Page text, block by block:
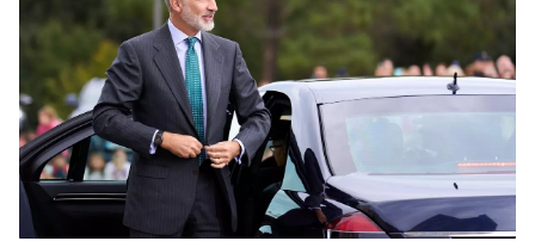
“Six seven”